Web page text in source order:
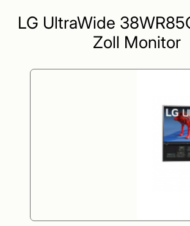
LG UltraWide
Zoll Monitor